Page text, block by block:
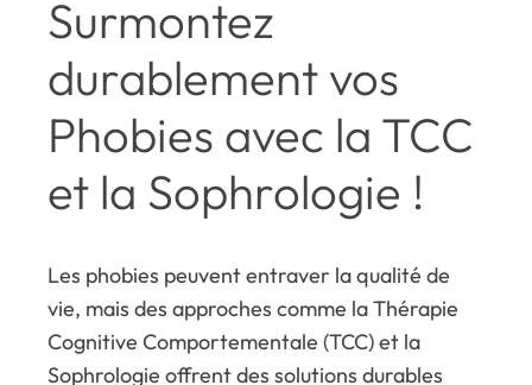
Surmontez
durablement vos
Phobies avec la TCC
et la Sophrologie !
Les phobies peuvent entraver la qualité de
vie, mais des approches comme la Thérapie
Cognitive Comportementale (TCC) et la
Sophrologie offrent des solutions durables